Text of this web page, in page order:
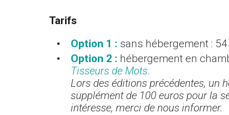
Tarifs
Option 1 : sans hébergement :
Option 2 : hébergement en
Tisseurs de Mots.
Lors des éditions précédentes, un
supplément de 100 euros pour la
intéresse, merci de nous informer.